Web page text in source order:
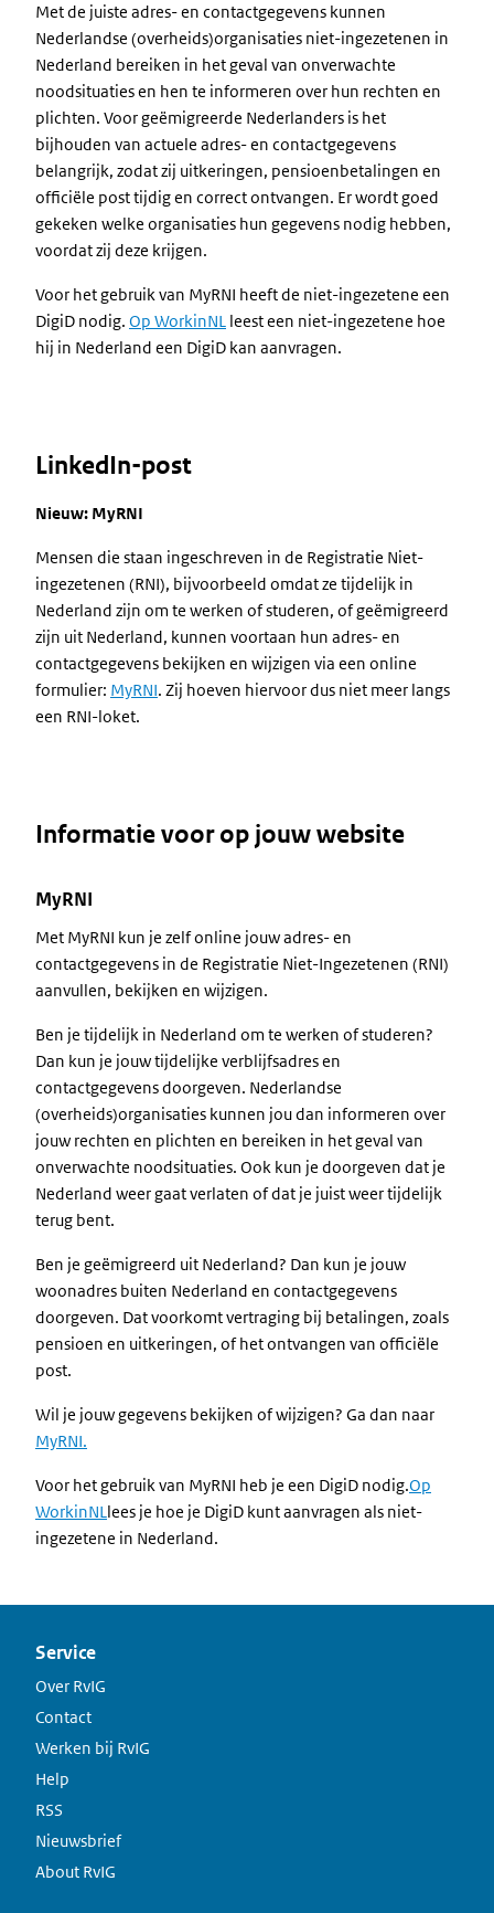
Met de juiste adres- en contactgegevens kunnen
Nederlandse (overheids)organisaties niet-ingezetenen in
Nederland bereiken in het geval van onverwachte
noodsituaties en hen te informeren over hun rechten en
plichten. Voor geëmigreerde Nederlanders is het
bijhouden van actuele adres- en contactgegevens
belangrijk, zodat zij uitkeringen, pensioenbetalingen en
officiële post tijdig en correct ontvangen. Er wordt goed
gekeken welke organisaties hun gegevens nodig hebben,
voordat zij deze krijgen.
Voor het gebruik van MyRNI heeft de niet-ingezetene een
DigiD nodig. Op WorkinNL leest een niet-ingezetene hoe
hij in Nederland een DigiD kan aanvragen.
LinkedIn-post
Nieuw: MyRNI
Mensen die staan ingeschreven in de Registratie Niet-
ingezetenen (RNI), bijvoorbeeld omdat ze tijdelijk in
Nederland zijn om te werken of studeren, of geëmigreerd
zijn uit Nederland, kunnen voortaan hun adres- en
contactgegevens bekijken en wijzigen via een online
formulier: MyRNI. Zij hoeven hiervoor dus niet meer langs
een RNI-loket.
Informatie voor op jouw website
MyRNI
Met MyRNI kun je zelf online jouw adres- en
contactgegevens in de Registratie Niet-Ingezetenen (RNI)
aanvullen, bekijken en wijzigen.
Ben je tijdelijk in Nederland om te werken of studeren?
Dan kun je jouw tijdelijke verblijfsadres en
contactgegevens doorgeven. Nederlandse
(overheids)organisaties kunnen jou dan informeren over
jouw rechten en plichten en bereiken in het geval van
onverwachte noodsituaties. Ook kun je doorgeven dat je
Nederland weer gaat verlaten of dat je juist weer tijdelijk
terug bent.
Ben je geëmigreerd uit Nederland? Dan kun je jouw
woonadres buiten Nederland en contactgegevens
doorgeven. Dat voorkomt vertraging bij betalingen, zoals
pensioen en uitkeringen, of het ontvangen van officiële
post.
Wil je jouw gegevens bekijken of wijzigen? Ga dan naar
MyRNI.
Voor het gebruik van MyRNI heb je een DigiD nodig.Op
WorkinNLlees je hoe je DigiD kunt aanvragen als niet-
ingezetene in Nederland.
Service
Over RvIG
Contact
Werken bij RvIG
Help
RSS
Nieuwsbrief
About RvIG